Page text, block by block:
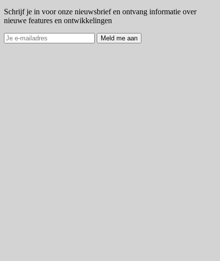
Schrijf je in voor onze nieuwsbrief en ontvang informatie over
nieuwe features en ontwikkelingen
Meld me aan